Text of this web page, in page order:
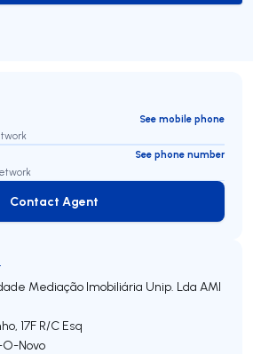
See mobile phone
See phone number
Contact Agent
Contact Agent
Mediação Imobiliária Unip. Lda AMI
17F R/C Esq
Novo